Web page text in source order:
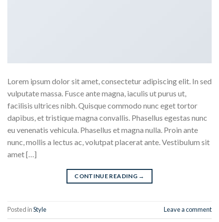
Lorem ipsum dolor sit amet, consectetur adipiscing elit. In sed
vulputate massa. Fusce ante magna, iaculis ut purus ut,
facilisis ultrices nibh. Quisque commodo nunc eget tortor
dapibus, et tristique magna convallis. Phasellus egestas nunc
eu venenatis vehicula. Phasellus et magna nulla. Proin ante
nunc, mollis a lectus ac, volutpat placerat ante. Vestibulum sit
amet […]
CONTINUE READING →
Posted inStyle Leave a comment